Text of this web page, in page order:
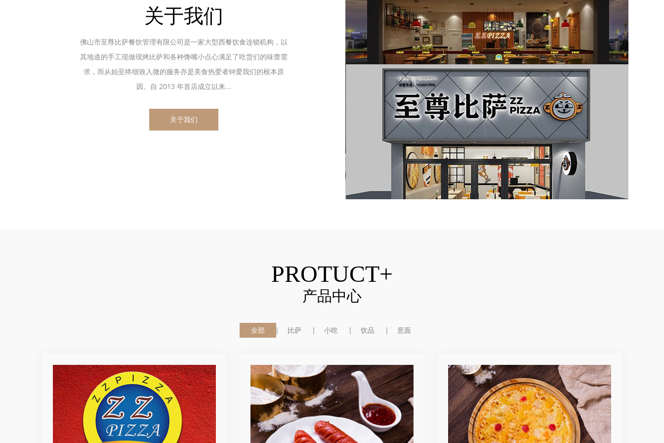
关于我们
佛山市至尊比萨餐饮管理有限公司是一家大型西餐饮食连锁机构，以
其地道的手工现做现烤比萨和各种馋嘴小点心满足了吃货们的味蕾需
求，而从始至终细致入微的服务亦是美食热爱者钟爱我们的根本原
因。自 2013 年首店成立以来...
关于我们
PROTUCT+
产品中心
全部 比萨 小吃 饮品 意面